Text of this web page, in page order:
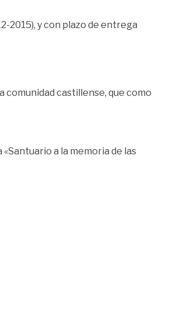
2015), y con plazo de entrega
comunidad castillense, que como
a la memoria de las